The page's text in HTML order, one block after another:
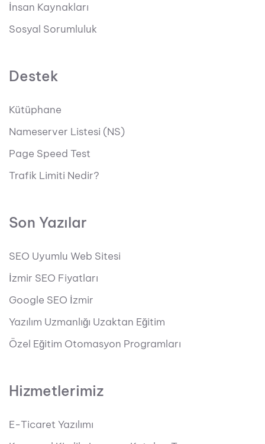
İnsan Kaynakları
Sosyal Sorumluluk
Destek
Kütüphane
Nameserver Listesi (NS)
Page Speed Test
Trafik Limiti Nedir?
Son Yazılar
SEO Uyumlu Web Sitesi
İzmir SEO Fiyatları
Google SEO İzmir
Yazılım Uzmanlığı Uzaktan Eğitim
Özel Eğitim Otomasyon Programları
Hizmetlerimiz
E-Ticaret Yazılımı